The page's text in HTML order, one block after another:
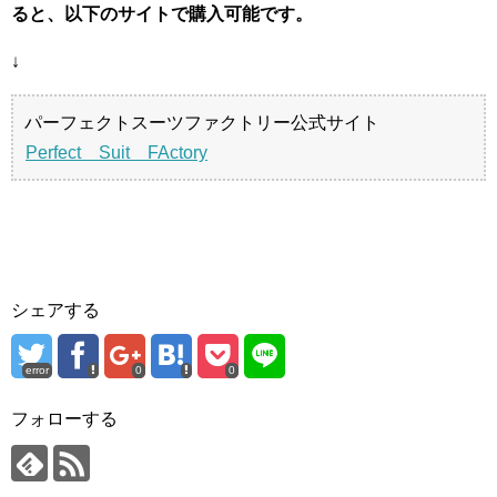
ると、以下のサイトで購入可能です。
↓
パーフェクトスーツファクトリー公式サイト
Perfect Suit FActory
シェアする
error 0 0
フォローする